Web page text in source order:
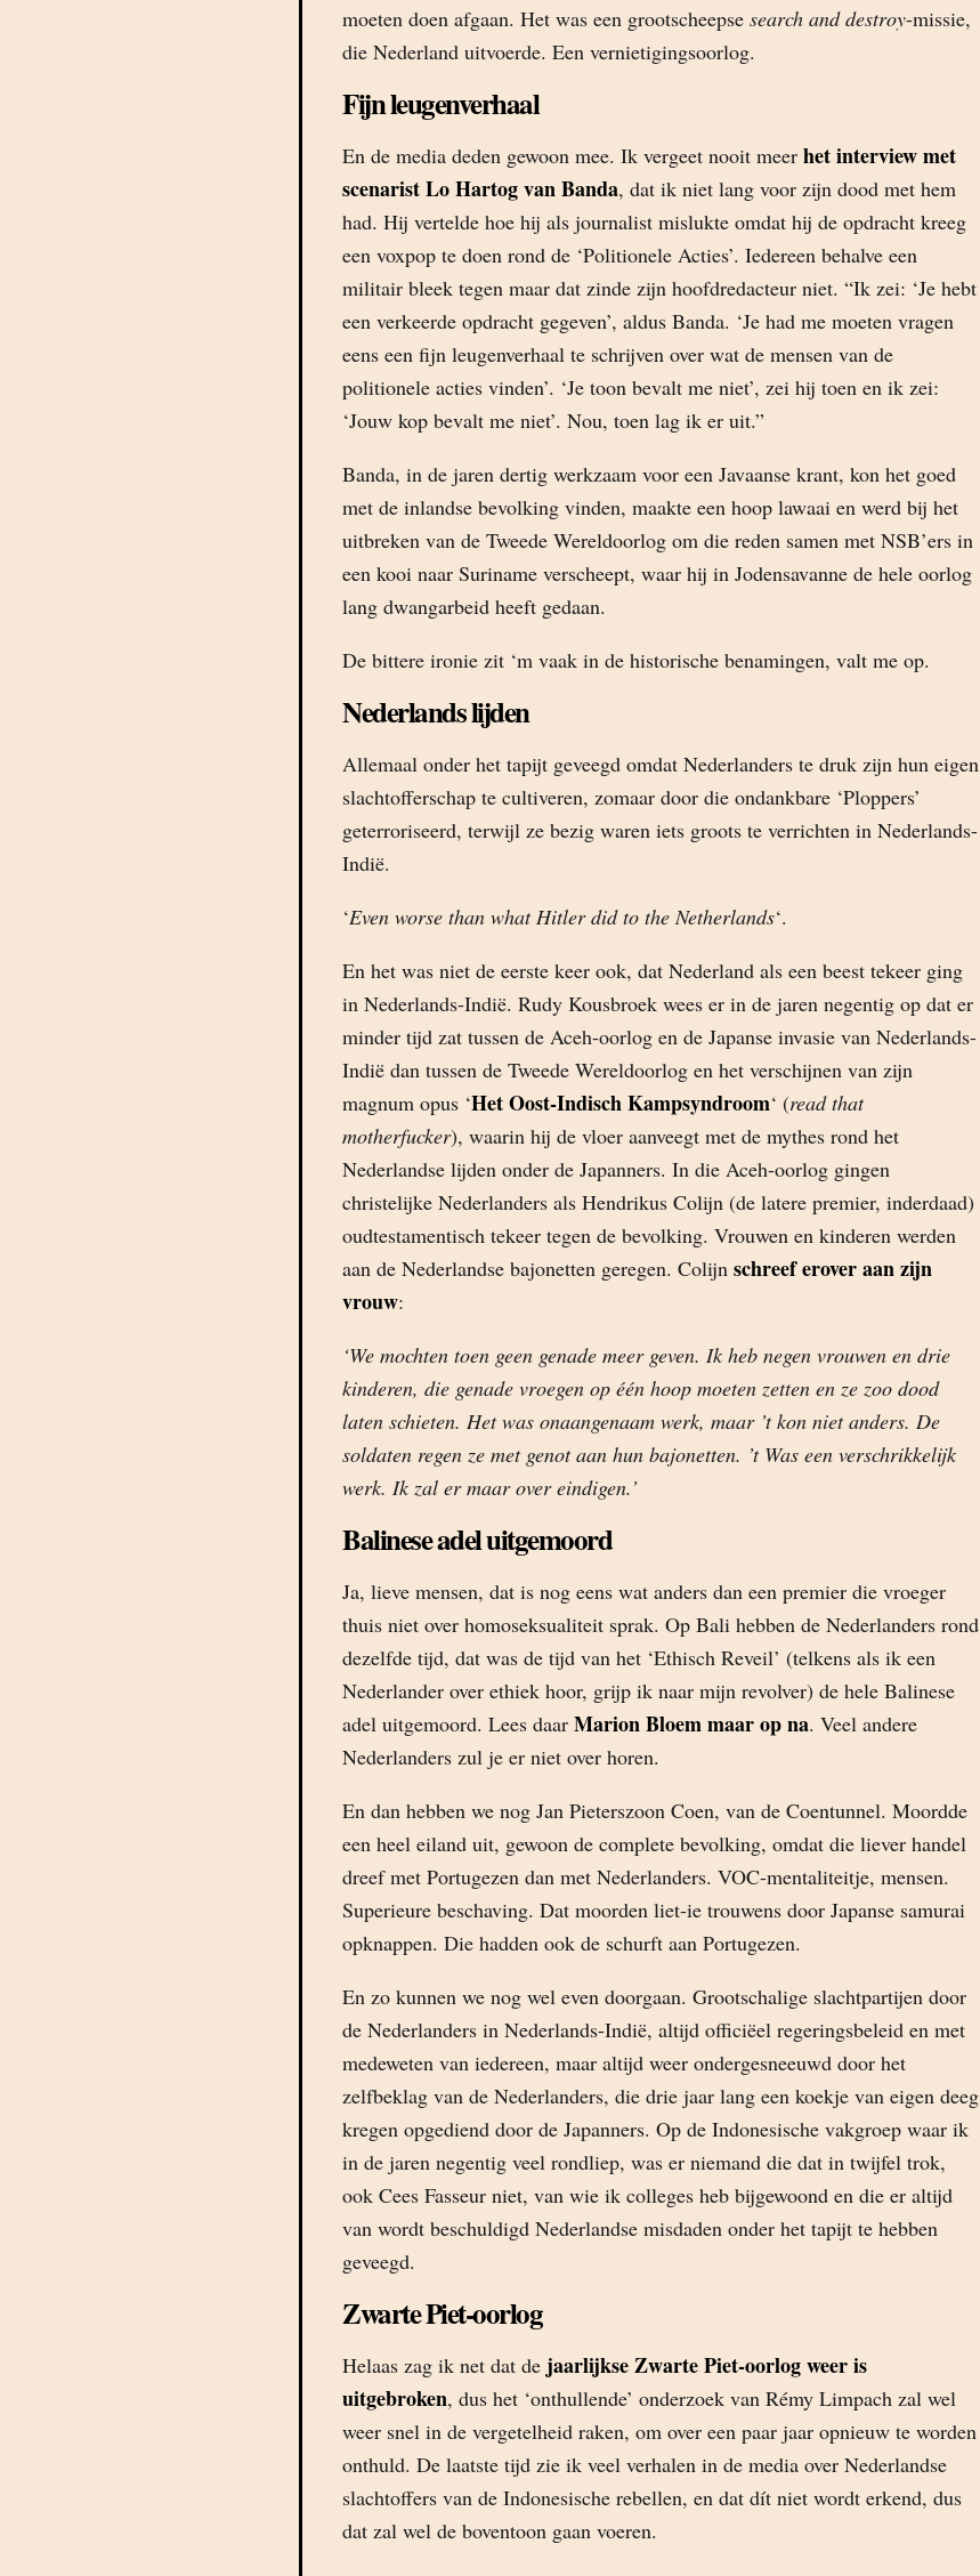
moeten doen afgaan. Het was een grootscheepse search and destroy-missie,
die Nederland uitvoerde. Een vernietigingsoorlog.
Fijn leugenverhaal
En de media deden gewoon mee. Ik vergeet nooit meer het interview met
scenarist Lo Hartog van Banda, dat ik niet lang voor zijn dood met hem
had. Hij vertelde hoe hij als journalist mislukte omdat hij de opdracht kreeg
een voxpop te doen rond de ‘Politionele Acties’. Iedereen behalve een
militair bleek tegen maar dat zinde zijn hoofdredacteur niet. “Ik zei: ‘Je hebt
een verkeerde opdracht gegeven’, aldus Banda. ‘Je had me moeten vragen
eens een fijn leugenverhaal te schrijven over wat de mensen van de
politionele acties vinden’. ‘Je toon bevalt me niet’, zei hij toen en ik zei:
‘Jouw kop bevalt me niet’. Nou, toen lag ik er uit.”
Banda, in de jaren dertig werkzaam voor een Javaanse krant, kon het goed
met de inlandse bevolking vinden, maakte een hoop lawaai en werd bij het
uitbreken van de Tweede Wereldoorlog om die reden samen met NSB’ers in
een kooi naar Suriname verscheept, waar hij in Jodensavanne de hele oorlog
lang dwangarbeid heeft gedaan.
De bittere ironie zit ‘m vaak in de historische benamingen, valt me op.
Nederlands lijden
Allemaal onder het tapijt geveegd omdat Nederlanders te druk zijn hun eigen
slachtofferschap te cultiveren, zomaar door die ondankbare ‘Ploppers’
geterroriseerd, terwijl ze bezig waren iets groots te verrichten in Nederlands-
Indië.
‘Even worse than what Hitler did to the Netherlands‘.
En het was niet de eerste keer ook, dat Nederland als een beest tekeer ging
in Nederlands-Indië. Rudy Kousbroek wees er in de jaren negentig op dat er
minder tijd zat tussen de Aceh-oorlog en de Japanse invasie van Nederlands-
Indië dan tussen de Tweede Wereldoorlog en het verschijnen van zijn
magnum opus ‘Het Oost-Indisch Kampsyndroom‘ (read that
motherfucker), waarin hij de vloer aanveegt met de mythes rond het
Nederlandse lijden onder de Japanners. In die Aceh-oorlog gingen
christelijke Nederlanders als Hendrikus Colijn (de latere premier, inderdaad)
oudtestamentisch tekeer tegen de bevolking. Vrouwen en kinderen werden
aan de Nederlandse bajonetten geregen. Colijn schreef erover aan zijn
vrouw:
‘We mochten toen geen genade meer geven. Ik heb negen vrouwen en drie
kinderen, die genade vroegen op één hoop moeten zetten en ze zoo dood
laten schieten. Het was onaangenaam werk, maar ’t kon niet anders. De
soldaten regen ze met genot aan hun bajonetten. ’t Was een verschrikkelijk
werk. Ik zal er maar over eindigen.’
Balinese adel uitgemoord
Ja, lieve mensen, dat is nog eens wat anders dan een premier die vroeger
thuis niet over homoseksualiteit sprak. Op Bali hebben de Nederlanders rond
dezelfde tijd, dat was de tijd van het ‘Ethisch Reveil’ (telkens als ik een
Nederlander over ethiek hoor, grijp ik naar mijn revolver) de hele Balinese
adel uitgemoord. Lees daar Marion Bloem maar op na. Veel andere
Nederlanders zul je er niet over horen.
En dan hebben we nog Jan Pieterszoon Coen, van de Coentunnel. Moordde
een heel eiland uit, gewoon de complete bevolking, omdat die liever handel
dreef met Portugezen dan met Nederlanders. VOC-mentaliteitje, mensen.
Superieure beschaving. Dat moorden liet-ie trouwens door Japanse samurai
opknappen. Die hadden ook de schurft aan Portugezen.
En zo kunnen we nog wel even doorgaan. Grootschalige slachtpartijen door
de Nederlanders in Nederlands-Indië, altijd officiëel regeringsbeleid en met
medeweten van iedereen, maar altijd weer ondergesneeuwd door het
zelfbeklag van de Nederlanders, die drie jaar lang een koekje van eigen deeg
kregen opgediend door de Japanners. Op de Indonesische vakgroep waar ik
in de jaren negentig veel rondliep, was er niemand die dat in twijfel trok,
ook Cees Fasseur niet, van wie ik colleges heb bijgewoond en die er altijd
van wordt beschuldigd Nederlandse misdaden onder het tapijt te hebben
geveegd.
Zwarte Piet-oorlog
Helaas zag ik net dat de jaarlijkse Zwarte Piet-oorlog weer is
uitgebroken, dus het ‘onthullende’ onderzoek van Rémy Limpach zal wel
weer snel in de vergetelheid raken, om over een paar jaar opnieuw te worden
onthuld. De laatste tijd zie ik veel verhalen in de media over Nederlandse
slachtoffers van de Indonesische rebellen, en dat dít niet wordt erkend, dus
dat zal wel de boventoon gaan voeren.